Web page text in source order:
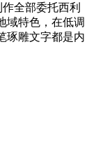
全部委托西利
域特色，在低调
琢雕文字都是内